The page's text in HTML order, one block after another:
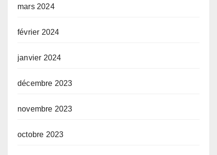
mars 2024
février 2024
janvier 2024
décembre 2023
novembre 2023
octobre 2023